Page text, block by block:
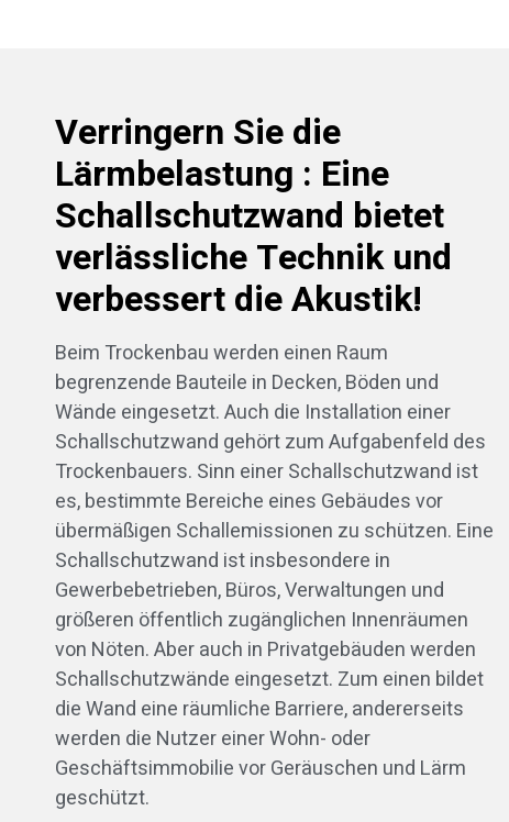
Verringern Sie die
Lärmbelastung : Eine
Schallschutzwand bietet
verlässliche Technik und
verbessert die Akustik!
Beim Trockenbau werden einen Raum
begrenzende Bauteile in Decken, Böden und
Wände eingesetzt. Auch die Installation einer
Schallschutzwand gehört zum Aufgabenfeld des
Trockenbauers. Sinn einer Schallschutzwand ist
es, bestimmte Bereiche eines Gebäudes vor
übermäßigen Schallemissionen zu schützen. Eine
Schallschutzwand ist insbesondere in
Gewerbebetrieben, Büros, Verwaltungen und
größeren öffentlich zugänglichen Innenräumen
von Nöten. Aber auch in Privatgebäuden werden
Schallschutzwände eingesetzt. Zum einen bildet
die Wand eine räumliche Barriere, andererseits
werden die Nutzer einer Wohn- oder
Geschäftsimmobilie vor Geräuschen und Lärm
geschützt.